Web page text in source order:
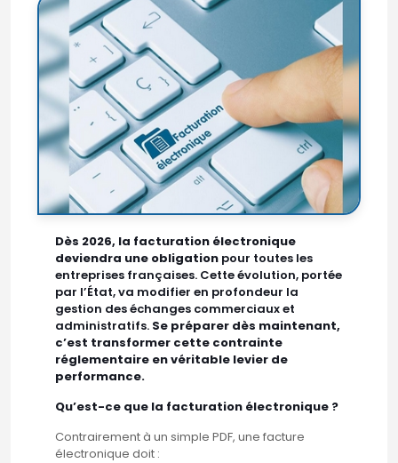
Dès 2026, la facturation électronique
deviendra une obligation pour toutes les
entreprises françaises. Cette évolution, portée
par l’État, va modifier en profondeur la
gestion des échanges commerciaux et
administratifs. Se préparer dès maintenant,
c’est transformer cette contrainte
réglementaire en véritable levier de
performance.
Qu’est-ce que la facturation électronique ?
Contrairement à un simple PDF, une facture
électronique doit :